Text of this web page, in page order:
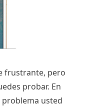
frustrante, pero
probar. En
problema usted